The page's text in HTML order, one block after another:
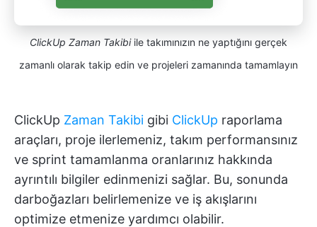
ClickUp Zaman Takibiile takımınızın ne yaptığını gerçek
zamanlı olarak takip edin ve projeleri zamanında tamamlayın
ClickUp Zaman Takibi gibi ClickUp raporlama
araçları, proje ilerlemeniz, takım performansınız
ve sprint tamamlanma oranlarınız hakkında
ayrıntılı bilgiler edinmenizi sağlar. Bu, sonunda
darboğazları belirlemenize ve iş akışlarını
optimize etmenize yardımcı olabilir.